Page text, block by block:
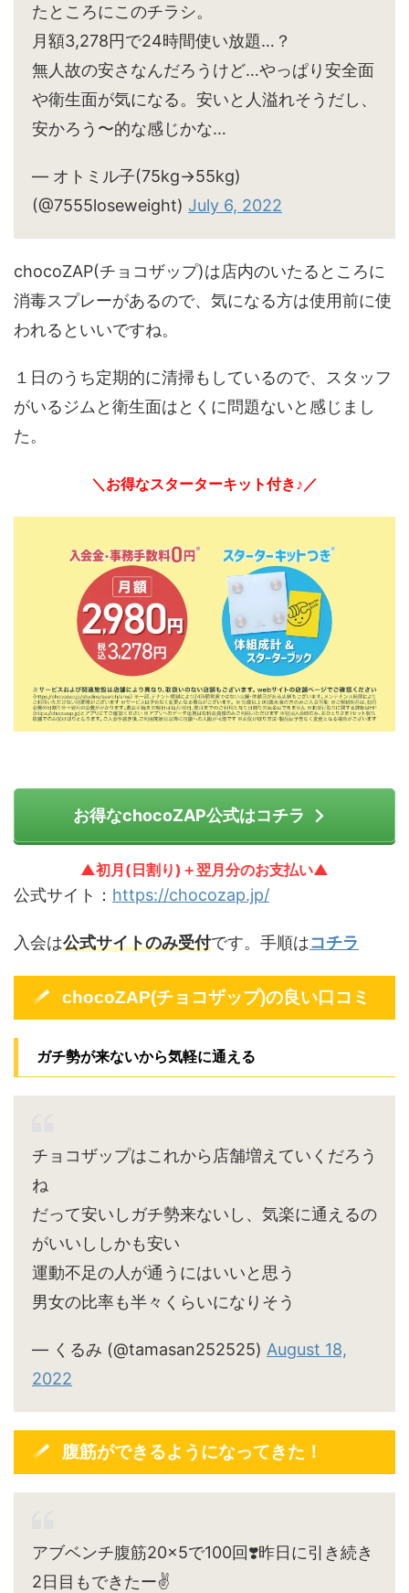
たところにこのチラシ。
月額3,278円で24時間使い放題…？
無人故の安さなんだろうけど…やっぱり安全面
や衛生面が気になる。安いと人溢れそうだし、
安かろう〜的な感じかな…
— オトミル子(75kg→55kg)
(@7555loseweight) July 6, 2022
chocoZAP(チョコザップ)は店内のいたるところに
消毒スプレーがあるので、気になる方は使用前に使
われるといいですね。
１日のうち定期的に清掃もしているので、スタッフ
がいるジムと衛生面はとくに問題ないと感じまし
た。
＼お得なスターターキット付き♪／
お得なchocoZAP公式はコチラ
▲初月(日割り)＋翌月分のお支払い▲
公式サイト： https://chocozap.jp/
入会は公式サイトのみ受付です。手順はコチラ
chocoZAP(チョコザップ)の良い口コミ
ガチ勢が来ないから気軽に通える
チョコザップはこれから店舗増えていくだろう
ね
だって安いしガチ勢来ないし、気楽に通えるの
がいいししかも安い
運動不足の人が通うにはいいと思う
男女の比率も半々くらいになりそう
— くるみ (@tamasan252525) August 18,
2022
腹筋ができるようになってきた！
アブベンチ腹筋20×5で100回❣️昨日に引き続き
2日目もできたー✌️